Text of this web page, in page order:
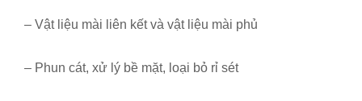
– Vật liệu mài liên kết và vật liệu mài phủ
– Phun cát, xử lý bề mặt, loại bỏ rỉ sét